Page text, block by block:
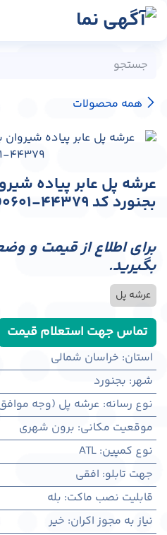
پرش به محتوا
همه محصولات
عرشه پل عابر پیاده
بجنورد کد AA-D0601-44379
برای اطلاع از قیمت و
بگیرید.
عرشه پل
تماس جهت استعلام قیمت
استان: خراسان شمالی
شهر: بجنورد
نوع رسانه: عرشه پل (وجه
موقعیت مکانی: برون شهری
نوع کمپین:
ATL
جهت تابلو: افقی
قابلیت نصب ماکت: بله
نیاز به مجوز اکران: خیر